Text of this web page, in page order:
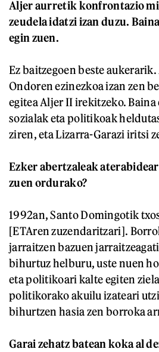
Aljer aurretik konfrontazio
zeudela idatzi izan duzu.
egin zuen.
Ez baitzegoen beste
Ondoren ezinezkoa izan zen
egitea Aljer II irekitzeko.
sozialak eta politikoak
ziren, eta Lizarra-Garazi iritsi
Ezker abertzaleak
zuen ordurako?
1992an, Santo Domingotik
[ETAren zuzendaritzari].
jarraitzen bazuen
bihurtuz helburu, uste nuen
eta politikoari kalte egiten
politikorako akuilu izateari
bihurtzen hasia zen borroka
Garai zehatz batean koka al